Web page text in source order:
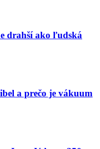
drahší ako ľudská
a prečo je vákuum